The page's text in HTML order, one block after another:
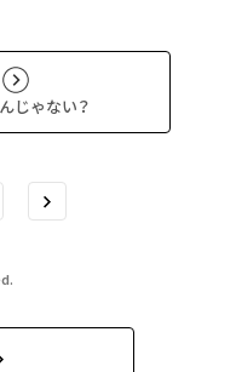
じゃない？